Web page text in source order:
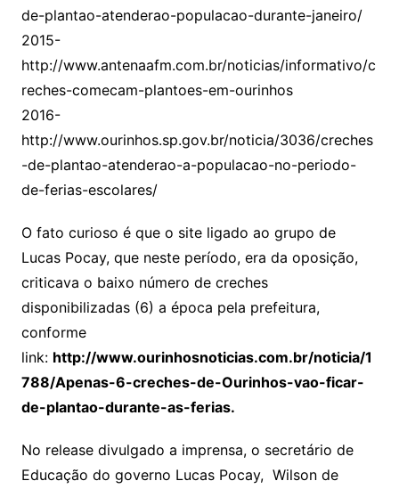
de-plantao-atenderao-populacao-durante-janeiro/
2015-
http://www.antenaafm.com.br/noticias/informativo/c
reches-comecam-plantoes-em-ourinhos
2016-
http://www.ourinhos.sp.gov.br/noticia/3036/creches
-de-plantao-atenderao-a-populacao-no-periodo-
de-ferias-escolares/
O fato curioso é que o site ligado ao grupo de
Lucas Pocay, que neste período, era da oposição,
criticava o baixo número de creches
disponibilizadas (6) a época pela prefeitura,
conforme
link: http://www.ourinhosnoticias.com.br/noticia/1
788/Apenas-6-creches-de-Ourinhos-vao-ficar-
de-plantao-durante-as-ferias.
No release divulgado a imprensa, o secretário de
Educação do governo Lucas Pocay, Wilson de